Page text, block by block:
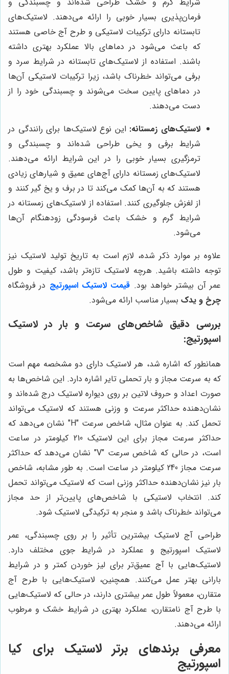
فرمان‌پذیری بسیار خوبی را ارائه می‌دهند. لاستیک‌های
تابستانه دارای ترکیبات لاستیکی و طرح آج خاصی هستند
که باعث می‌شود در دماهای بالا عملکرد بهتری داشته
باشند. استفاده از لاستیک‌های تابستانه در شرایط سرد و
برفی می‌تواند خطرناک باشد، زیرا ترکیبات لاستیکی آن‌ها
در دماهای پایین سخت می‌شوند و چسبندگی خود را از
دست می‌دهند.
لاستیک‌های زمستانه: این نوع لاستیک‌ها برای رانندگی در
شرایط برفی و یخی طراحی شده‌اند و چسبندگی و
ترمزگیری بسیار خوبی را در این شرایط ارائه می‌دهند.
لاستیک‌های زمستانه دارای آج‌های عمیق و شیارهای زیادی
هستند که به آن‌ها کمک می‌کند تا در برف و یخ گیر کنند و
از لغزش جلوگیری کنند. استفاده از لاستیک‌های زمستانه در
شرایط گرم و خشک باعث فرسودگی زودهنگام آن‌ها
می‌شود.
علاوه بر موارد ذکر شده، لازم است به تاریخ تولید لاستیک نیز
توجه داشته باشید. هرچه لاستیک تازه‌تر باشد، کیفیت و طول
عمر آن بیشتر خواهد بود. قیمت لاستیک اسپورتیج در فروشگاه
چرخ و یدک بسیار مناسب ارائه می‌شود.
بررسی دقیق شاخص‌های سرعت و بار در لاستیک
اسپورتیج:
همانطور که اشاره شد، هر لاستیک دارای دو مشخصه مهم است
که به سرعت مجاز و بار تحملی تایر اشاره دارد. این شاخص‌ها به
صورت اعداد و حروف لاتین بر روی دیواره لاستیک درج شده‌اند و
نشان‌دهنده حداکثر سرعت و وزنی هستند که لاستیک می‌تواند
تحمل کند. به عنوان مثال، شاخص سرعت "H" نشان می‌دهد که
حداکثر سرعت مجاز برای این لاستیک 210 کیلومتر در ساعت
است، در حالی که شاخص سرعت "V" نشان می‌دهد که حداکثر
سرعت مجاز 240 کیلومتر در ساعت است. به طور مشابه، شاخص
بار نیز نشان‌دهنده حداکثر وزنی است که لاستیک می‌تواند تحمل
کند. انتخاب لاستیکی با شاخص‌های پایین‌تر از حد مجاز
می‌تواند خطرناک باشد و منجر به ترکیدگی لاستیک شود.
طراحی آج لاستیک بیشترین تأثیر را بر روی چسبندگی، عمر
لاستیک اسپورتیج و عملکرد در شرایط جوی مختلف دارد.
لاستیک‌هایی با آج عمیق‌تر برای لیز خوردن کمتر و در شرایط
بارانی بهتر عمل می‌کنند. همچنین، لاستیک‌هایی با طرح آج
متقارن، معمولاً طول عمر بیشتری دارند، در حالی که لاستیک‌هایی
با طرح آج نامتقارن، عملکرد بهتری در شرایط خشک و مرطوب
ارائه می‌دهند.
معرفی برندهای برتر لاستیک برای کیا
اسپورتیج